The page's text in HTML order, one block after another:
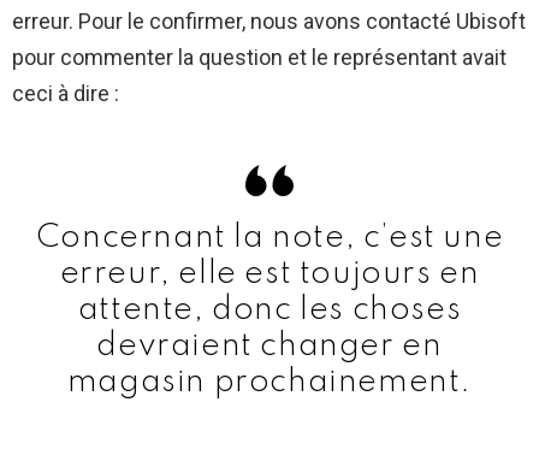
erreur. Pour le confirmer, nous avons contacté Ubisoft
pour commenter la question et le représentant avait
ceci à dire :
Concernant la note, c’est une
erreur, elle est toujours en
attente, donc les choses
devraient changer en
magasin prochainement.